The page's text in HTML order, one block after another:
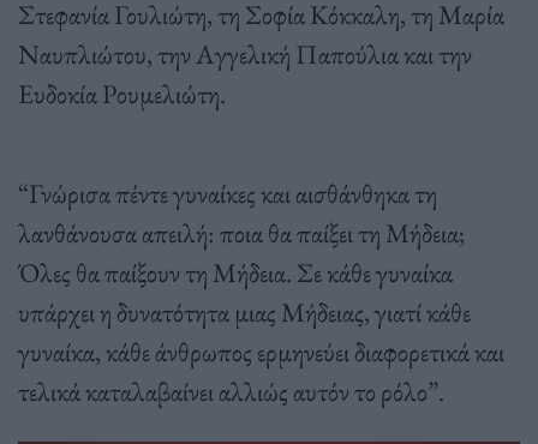
Στεφανία Γουλιώτη, τη Σοφία Κόκκαλη, τη Μαρία
Ναυπλιώτου, την Αγγελική Παπούλια και την
Ευδοκία Ρουμελιώτη.
“Γνώρισα πέντε γυναίκες και αισθάνθηκα τη
λανθάνουσα απειλή: ποια θα παίξει τη Μήδεια;
Όλες θα παίξουν τη Μήδεια. Σε κάθε γυναίκα
υπάρχει η δυνατότητα μιας Μήδειας, γιατί κάθε
γυναίκα, κάθε άνθρωπος ερμηνεύει διαφορετικά και
τελικά καταλαβαίνει αλλιώς αυτόν το ρόλο”.